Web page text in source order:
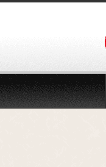
Skip